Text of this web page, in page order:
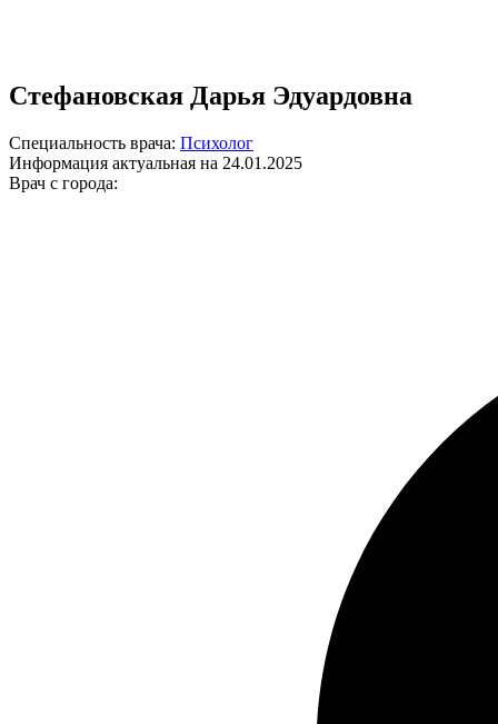
Стефановская Дарья Эдуардовна
Специальность врача: Психолог
Информация актуальная на 24.01.2025
Врач с города: